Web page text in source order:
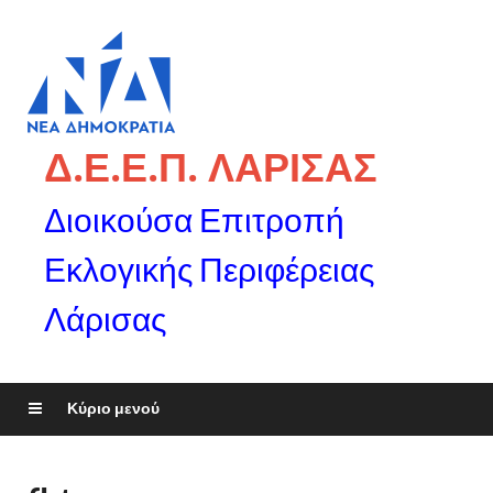
Δ.Ε.Ε.Π. ΛΑΡΙΣΑΣ
Διοικούσα Επιτροπή
Εκλογικής Περιφέρειας
Λάρισας
Κύριο μενού